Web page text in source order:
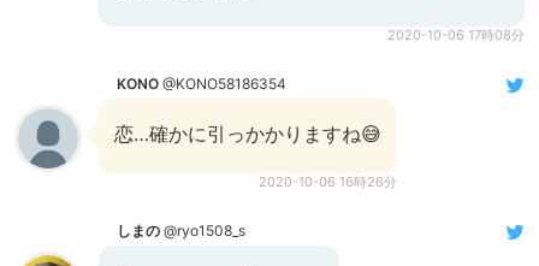
2020-10-06 17時08分
KONO @KONO58186354
恋…確かに引っかかりますね😅
2020-10-06 16時26分
しまの @ryo1508_s